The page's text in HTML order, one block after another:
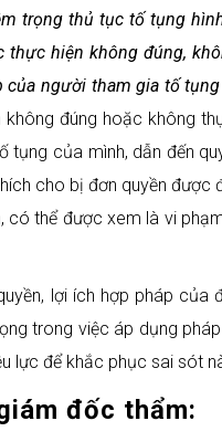
trọng thủ tục tố tụng
hiện không đúng,
người tham gia tố
không đúng hoặc không
của mình, dẫn đến
cho bị đơn quyền được
có thể được xem là vi
lợi ích hợp pháp của
trong việc áp dụng
lực để khắc phục sai sót
đốc thẩm: